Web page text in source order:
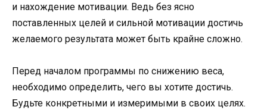
и нахождение мотивации. Ведь без ясно
поставленных целей и сильной мотивации достичь
желаемого результата может быть крайне сложно.
Перед началом программы по снижению веса,
необходимо определить, чего вы хотите достичь.
Будьте конкретными и измеримыми в своих целях.